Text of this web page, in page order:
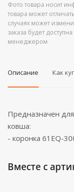
Фото товара носит
товара может
случаях может
заказа будет
менеджером
Описание Как
Предназначен
ковша:
- коронка 61EQ-
Вместе с